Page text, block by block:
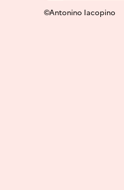
©Antonino Iacopino